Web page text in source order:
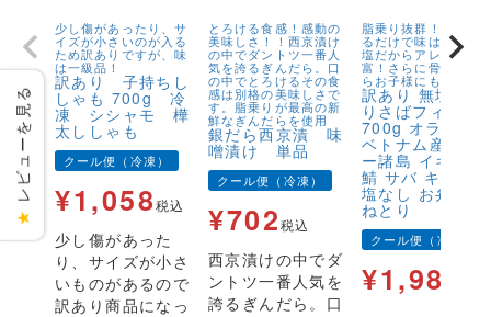
少し傷があったり、サ
イズが小さいのが入る
ため訳ありですが、味
は一級品！
訳あり 子持ちし
しゃも 700g 冷
凍 シシャモ 樺
太ししゃも
クール便（冷凍）
¥1,058税込
少し傷があった
り、サイズが小さ
いものがあるので
訳あり商品になっ
とろける食感！感動の
美味しさ！！西京漬け
の中でダントツ一番人
気を誇るぎんだら。口
の中でとろけるその食
感は別格の美味しさで
す。脂乗りが最高の新
鮮なぎんだらを使用
銀だら西京漬 味
噌漬け 単品
クール便（冷凍）
¥702税込
西京漬けの中でダ
ントツ一番人気を
誇るぎんだら。口
脂乗り抜群！キズが
るだけで味は1級品
塩だからアレンジが
富！さらに骨取りだ
らお子様にも安心！
訳あり 無塩 骨取
りさばフィーレ
700g オランダ
ベトナム産 フェ
ー諸島 イギリス
鯖 サバ キズ有
塩なし お弁当 ほ
ねとり
クール便（冷凍）
¥1,980
★
レビューを見る